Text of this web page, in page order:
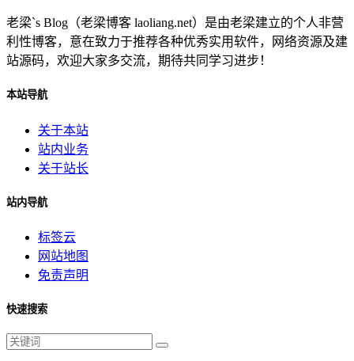
老梁`s Blog（老梁博客 laoliang.net）是由老梁建立的个人非营
利性博客，意在致力于推荐各种优秀实用软件，网络资源及建
站源码，欢迎大家多交流，期待共同学习进步！
本站导航
关于本站
站内业务
关于站长
站内导航
标签云
网站地图
免责声明
快速搜索